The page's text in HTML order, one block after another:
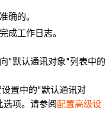
确的。
成工作日志。
"默认通讯对象"列表中的
置中的"默认通讯对
项。请参阅配置高级设